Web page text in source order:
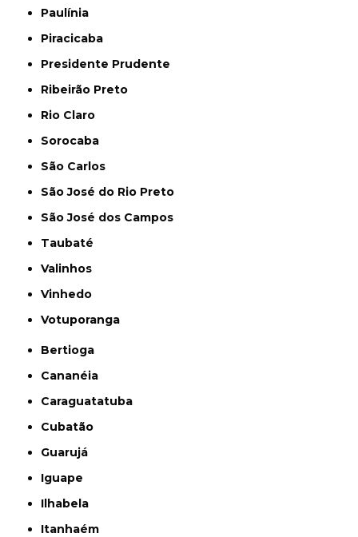
Paulínia
Piracicaba
Presidente Prudente
Ribeirão Preto
Rio Claro
Sorocaba
São Carlos
São José do Rio Preto
São José dos Campos
Taubaté
Valinhos
Vinhedo
Votuporanga
Bertioga
Cananéia
Caraguatatuba
Cubatão
Guarujá
Iguape
Ilhabela
Itanhaém